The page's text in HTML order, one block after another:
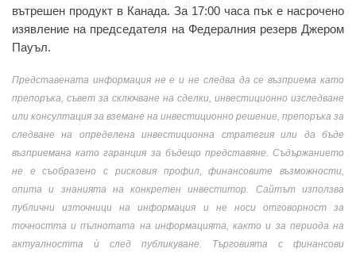
вътрешен продукт в Канада. За 17:00 часа пък е насрочено
изявление на председателя на Федералния резерв Джером
Пауъл.
Представената информация не е и не следва да се възприема като
препоръка, съвет за сключване на сделки, инвестиционно изследване
или консултация за вземане на инвестиционно решение, препоръка за
следване на определена инвестиционна стратегия или да бъде
възприемана като гаранция за бъдещо представяне. Съдържанието
не е съобразено с рисковия профил, финансовите възможности,
опита и знанията на конкретен инвеститор. Сайтът използва
публични източници на информация и не носи отговорност за
точността и пълнотата на информацията, както и за периода на
актуалността ѝ след публикуване. Търговията с финансови